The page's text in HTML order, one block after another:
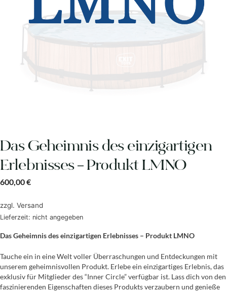
Das Geheimnis des einzigartigen
Erlebnisses – Produkt LMNO
600,00€
zzgl. Versand
Lieferzeit: nicht angegeben
Das Geheimnis des einzigartigen Erlebnisses – Produkt LMNO
Tauche ein in eine Welt voller Überraschungen und Entdeckungen mit
unserem geheimnisvollen Produkt. Erlebe ein einzigartiges Erlebnis, das
exklusiv für Mitglieder des “Inner Circle” verfügbar ist. Lass dich von den
faszinierenden Eigenschaften dieses Produkts verzaubern und genieße